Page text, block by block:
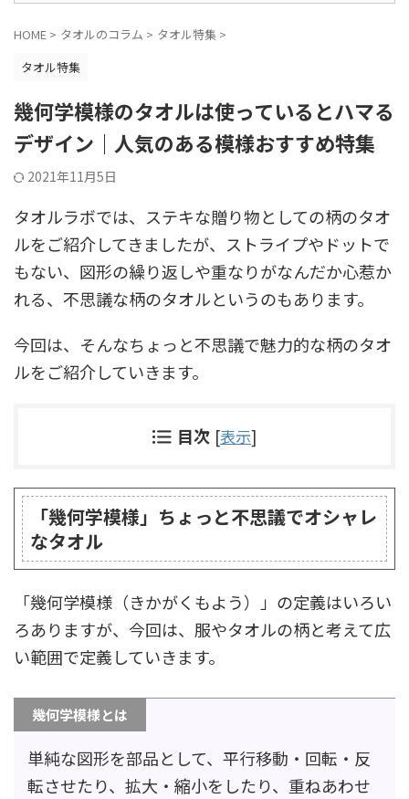
HOME > タオルのコラム > タオル特集 >
タオル特集
幾何学模様のタオルは使っているとハマる
デザイン｜人気のある模様おすすめ特集
2021年11月5日
タオルラボでは、ステキな贈り物としての柄のタオ
ルをご紹介してきましたが、ストライプやドットで
もない、図形の繰り返しや重なりがなんだか心惹か
れる、不思議な柄のタオルというのもあります。
今回は、そんなちょっと不思議で魅力的な柄のタオ
ルをご紹介していきます。
目次 [表示]
「幾何学模様」ちょっと不思議でオシャレ
なタオル
「幾何学模様（きかがくもよう）」の定義はいろい
ろありますが、今回は、服やタオルの柄と考えて広
い範囲で定義していきます。
幾何学模様とは
単純な図形を部品として、平行移動・回転・反
転させたり、拡大・縮小をしたり、重ねあわせ